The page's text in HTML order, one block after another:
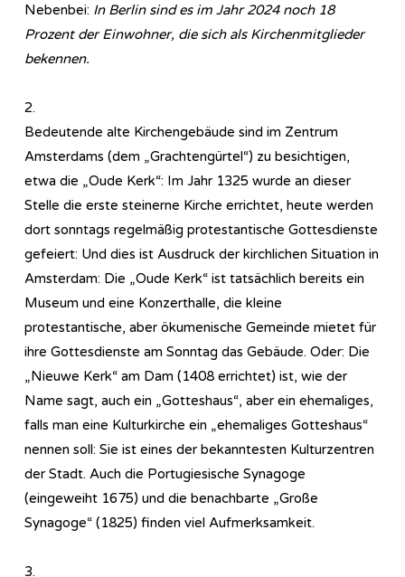
Nebenbei: In Berlin sind es im Jahr 2024 noch 18
Prozent der Einwohner, die sich als Kirchenmitglieder
bekennen.
2.
Bedeutende alte Kirchengebäude sind im Zentrum
Amsterdams (dem „Grachtengürtel“) zu besichtigen,
etwa die „Oude Kerk“: Im Jahr 1325 wurde an dieser
Stelle die erste steinerne Kirche errichtet, heute werden
dort sonntags regelmäßig protestantische Gottesdienste
gefeiert: Und dies ist Ausdruck der kirchlichen Situation in
Amsterdam: Die „Oude Kerk“ ist tatsächlich bereits ein
Museum und eine Konzerthalle, die kleine
protestantische, aber ökumenische Gemeinde mietet für
ihre Gottesdienste am Sonntag das Gebäude. Oder: Die
„Nieuwe Kerk“ am Dam (1408 errichtet) ist, wie der
Name sagt, auch ein „Gotteshaus“, aber ein ehemaliges,
falls man eine Kulturkirche ein „ehemaliges Gotteshaus“
nennen soll: Sie ist eines der bekanntesten Kulturzentren
der Stadt. Auch die Portugiesische Synagoge
(eingeweiht 1675) und die benachbarte „Große
Synagoge“ (1825) finden viel Aufmerksamkeit.
3.